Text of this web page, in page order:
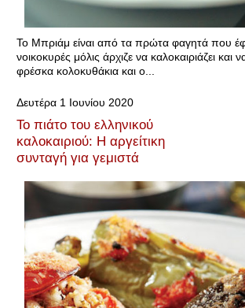
Το Μπριάμ είναι από τα πρώτα φαγητά που
νοικοκυρές μόλις άρχιζε να καλοκαιριάζει και
φρέσκα κολοκυθάκια και ο...
Δευτέρα 1 Ιουνίου 2020
Το πιάτο του ελληνικού
καλοκαιριού: H αργείτικη
συνταγή για γεμιστά